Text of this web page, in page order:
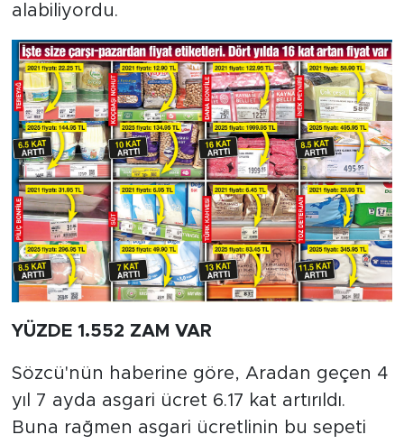
alabiliyordu.
YÜZDE 1.552 ZAM VAR
Sözcü'nün haberine göre, Aradan geçen 4
yıl 7 ayda asgari ücret 6.17 kat artırıldı.
Buna rağmen asgari ücretlinin bu sepeti